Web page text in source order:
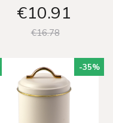
€10 91
€1678
-35%